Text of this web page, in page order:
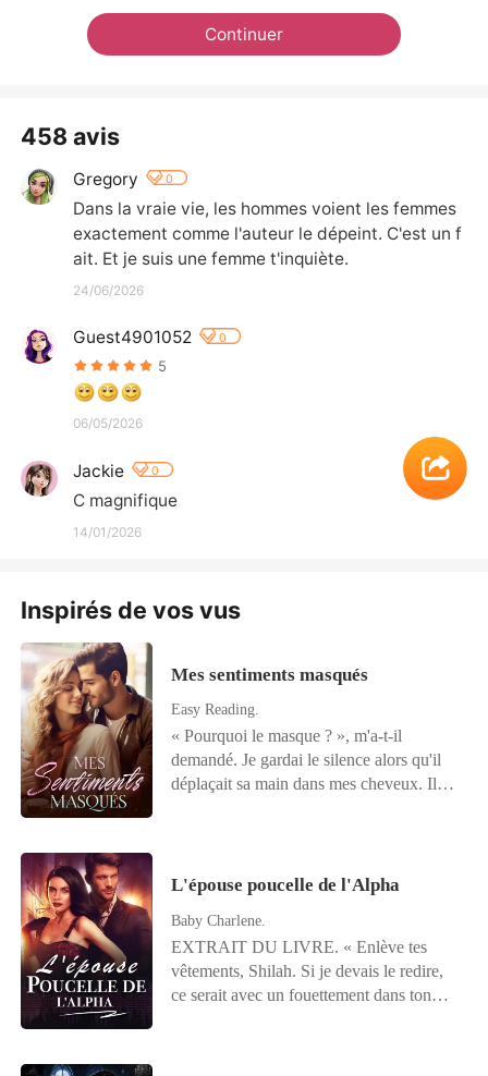
Continuer
458 avis
Gregory 0
Dans la vraie vie, les hommes voient les femmes
exactement comme l'auteur le dépeint. C'est un f
ait. Et je suis une femme t'inquiète.
24/06/2026
Guest4901052 0
5
06/05/2026
Jackie 0
C magnifique
14/01/2026
Inspirés de vos vus
Mes sentiments masqués
Easy Reading.
« Pourquoi le masque ? », m'a-t-il
demandé. Je gardai le silence alors qu'il
déplaçait sa main dans mes cheveux. Il
», ai-je demandé en le regardant droit
répondit pas. N'est-ce pas lui qui venait
de me traiter de pute ? Il posa sa tête sur
mon épaule et souffla légèrement sur mon
visage. Cela sentait bien, sacrément bien.
L'épouse poucelle de l'Alpha
Baby Charlene.
EXTRAIT DU LIVRE. « Enlève tes
vêtements, Shilah. Si je devais le redire,
ce serait avec un fouettement dans ton